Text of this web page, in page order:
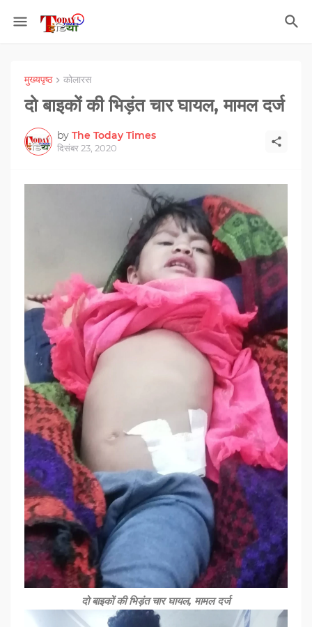
मुख्यपृष्ठ कोलारस
दो बाइकों की भिड़ंत चार घायल, मामल दर्ज
by The Today Times
दिसंबर 23, 2020
दो बाइकों की भिड़ंत चार घायल, मामल दर्ज